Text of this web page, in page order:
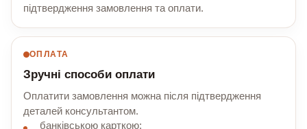
підтвердження замовлення та оплати.
ОПЛАТА
Зручні способи оплати
Оплатити замовлення можна після підтвердження
деталей консультантом.
банківською карткою;